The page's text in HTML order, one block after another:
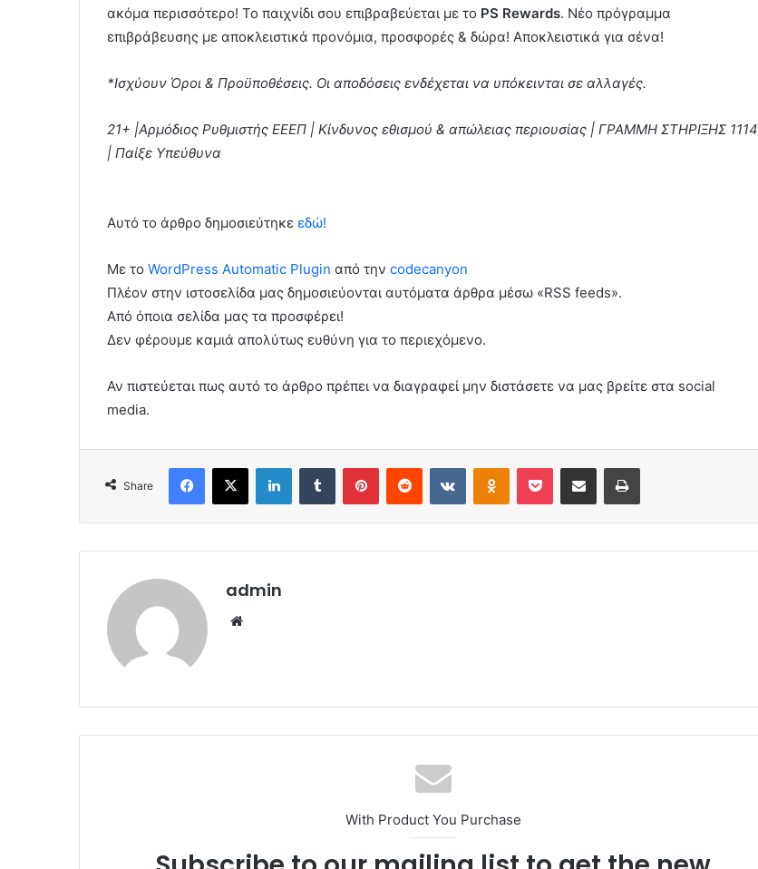
ακόμα περισσότερο! Το παιχνίδι σου επιβραβεύεται με το PS Rewards. Νέο πρόγραμμα
επιβράβευσης με αποκλειστικά προνόμια, προσφορές & δώρα! Αποκλειστικά για σένα!
*Ισχύουν Όροι & Προϋποθέσεις. Οι αποδόσεις ενδέχεται να υπόκεινται σε αλλαγές.
21+ |Αρμόδιος Ρυθμιστής ΕΕΕΠ | Κίνδυνος εθισμού & απώλειας περιουσίας | ΓΡΑΜΜΗ ΣΤΗΡΙΞΗΣ 1114
| Παίξε Υπεύθυνα
Αυτό το άρθρο δημοσιεύτηκε εδώ!
Με το WordPress Automatic Plugin από την codecanyon
Πλέον στην ιστοσελίδα μας δημοσιεύονται αυτόματα άρθρα μέσω «RSS feeds».
Από όποια σελίδα μας τα προσφέρει!
Δεν φέρουμε καμιά απολύτως ευθύνη για το περιεχόμενο.
Αν πιστεύεται πως αυτό το άρθρο πρέπει να διαγραφεί μην διστάσετε να μας βρείτε στα social
media.
Share
Facebook
X LinkedInTumblr PinterestReddit VKontakteOdnoklassniki
Pocket Share via Email Print
admin
With Product You Purchase